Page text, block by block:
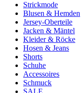
Strickmode
Blusen & Hemden
Jersey-Oberteile
Jacken & Mäntel
Kleider & Röcke
Hosen & Jeans
Shorts
Schuhe
Accessoires
Schmuck
SALE